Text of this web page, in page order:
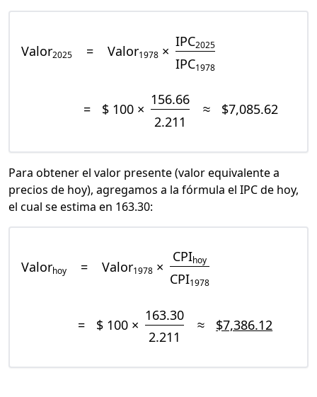
Valor2025 = Valor1978 ×
IPC2025
IPC1978
= $ 100 ×
156.66
2.211
≈ $7,085.62
Para obtener el valor presente (valor equivalente a
precios de hoy), agregamos a la fórmula el IPC de hoy,
el cual se estima en 163.30:
Valorhoy = Valor1978 ×
CPIhoy
CPI1978
= $ 100 ×
163.30
2.211
≈ $7,386.12